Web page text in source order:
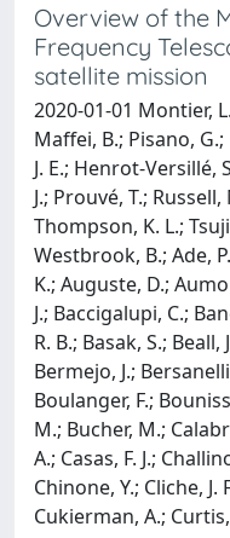
Overview of the
Frequency
satellite mission
2020-01-01 Montier,
Maffei, B.; Pisano,
J. E.; Henrot-Versillé,
J.; Prouvé, T.;
Thompson, K. L.;
Westbrook, B.; Ade,
K.; Auguste, D.;
J.; Baccigalupi, C.;
R. B.; Basak, S.; Beall,
Bermejo, J.;
Boulanger, F.;
M.; Bucher, M.;
A.; Casas, F. J.;
Chinone, Y.; Cliche, J.
Cukierman, A.;